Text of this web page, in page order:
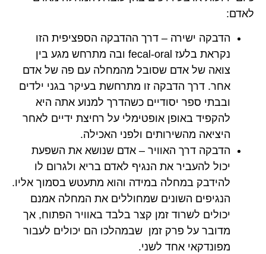
לאדם:
הדבקה ישירה – דרך ההדבקה הספציפית הזו
נקראת בלעז fecal-oral ובה מתרחש מגע בין
צואה של אדם שסובל מהמחלה עם פה של אדם
אחר. דרך הדבקה זו מתרחשת בעיקר בגני ילדים
ובבתי ספר יסודיים כשהדרך למנוע אתה היא
להקפיד באופן אופטימלי על רחיצת ידיים לאחר
היציאה מהשירותים ולפני האכילה.
הדבקה דרך האוויר – אדם שנושא את השפעת
יכול להעביר את הנגיף לאדם בריא ולגרום לו
להידבק במחלה במידה והוא מתעטש בסמוך אליו.
הנגיפים השונים שמחוללים את המחלה אמנם
יכולים לשרוד זמן קצר בלבד באוויר הפתוח, אך
מדובר על פרק זמן שבמהלכו הם יכולים לעבור
מפונדקאי אחד לשני.